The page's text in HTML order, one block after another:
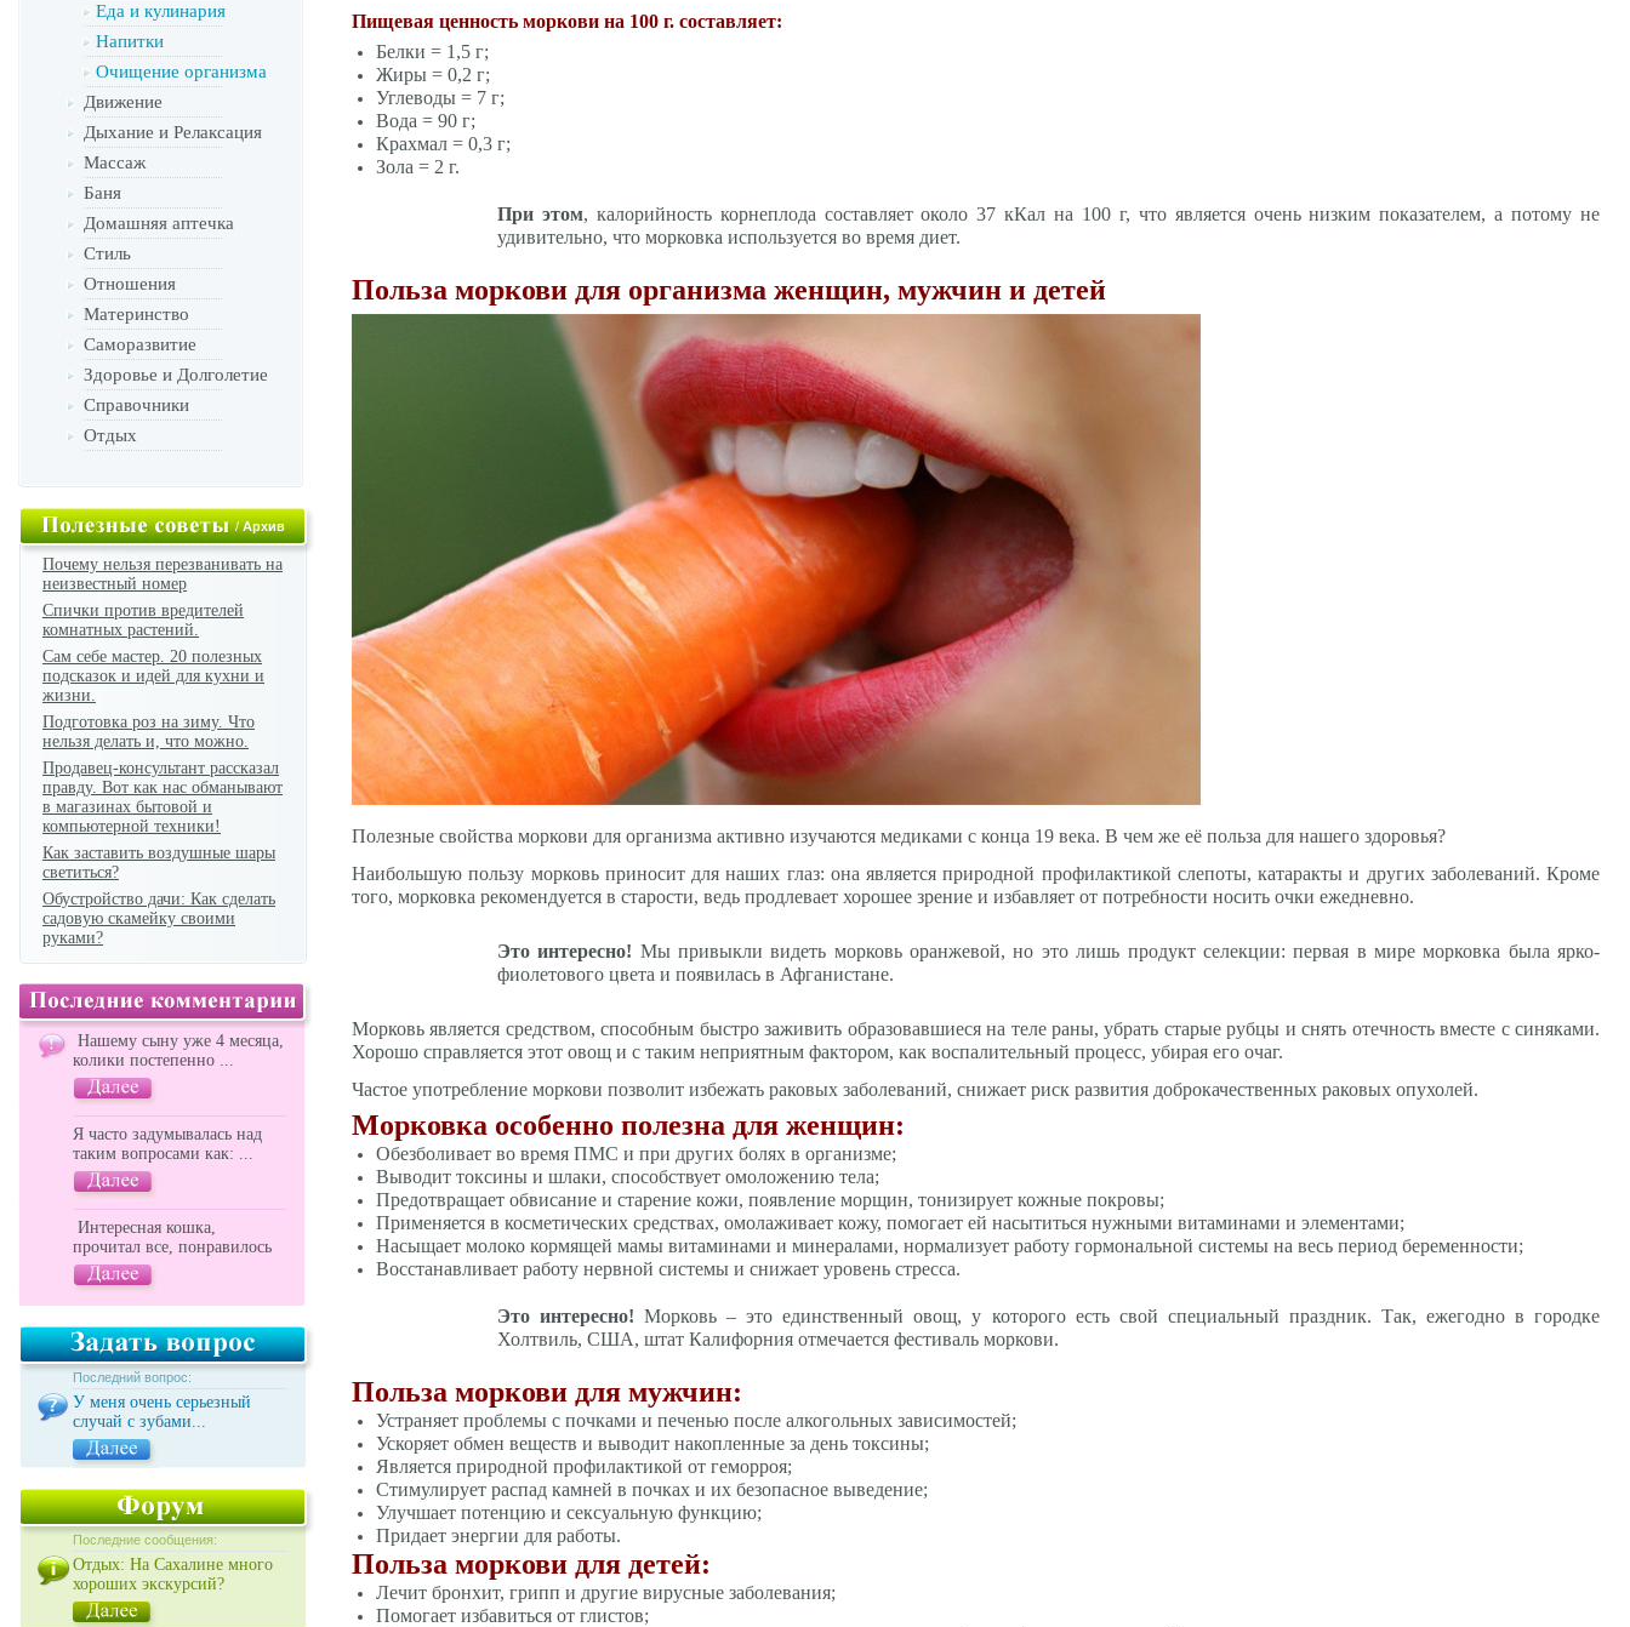
Еда и кулинария
Напитки
Очищение организма
Движение
Дыхание и Релаксация
Массаж
Баня
Домашняя аптечка
Стиль
Отношения
Материнство
Саморазвитие
Здоровье и Долголетие
Справочники
Отдых
/Архив
Почему нельзя перезванивать на
неизвестный номер
Спички против вредителей
комнатных растений.
Сам себе мастер. 20 полезных
подсказок и идей для кухни и
жизни.
Подготовка роз на зиму. Что
нельзя делать и, что можно.
Продавец-консультант рассказал
правду. Вот как нас обманывают
в магазинах бытовой и
компьютерной техники!
Как заставить воздушные шары
светиться?
Обустройство дачи: Как сделать
садовую скамейку своими
руками?
Нашему сыну уже 4 месяца,
колики постепенно ...
Я часто задумывалась над
таким вопросами как: ...
Интересная кошка,
прочитал все, понравилось
Последний вопрос:
У меня очень серьезный
случай с зубами...
Последние сообщения:
Отдых: На Сахалине много
хороших экскурсий?
Пищевая ценность моркови на 100 г. составляет:
Белки = 1,5 г;
Жиры = 0,2 г;
Углеводы = 7 г;
Вода = 90 г;
Крахмал = 0,3 г;
Зола = 2 г.
При этом, калорийность корнеплода составляет около 37 кКал на 100 г, что является очень низким показателем, а потому не
удивительно, что морковка используется во время диет.
Польза моркови для организма женщин, мужчин и детей
Полезные свойства моркови для организма активно изучаются медиками с конца 19 века. В чем же её польза для нашего здоровья?
Наибольшую пользу морковь приносит для наших глаз: она является природной профилактикой слепоты, катаракты и других заболеваний. Кроме
того, морковка рекомендуется в старости, ведь продлевает хорошее зрение и избавляет от потребности носить очки ежедневно.
Это интересно! Мы привыкли видеть морковь оранжевой, но это лишь продукт селекции: первая в мире морковка была ярко-
фиолетового цвета и появилась в Афганистане.
Морковь является средством, способным быстро заживить образовавшиеся на теле раны, убрать старые рубцы и снять отечность вместе с синяками.
Хорошо справляется этот овощ и с таким неприятным фактором, как воспалительный процесс, убирая его очаг.
Частое употребление моркови позволит избежать раковых заболеваний, снижает риск развития доброкачественных раковых опухолей.
Морковка особенно полезна для женщин:
Обезболивает во время ПМС и при других болях в организме;
Выводит токсины и шлаки, способствует омоложению тела;
Предотвращает обвисание и старение кожи, появление морщин, тонизирует кожные покровы;
Применяется в косметических средствах, омолаживает кожу, помогает ей насытиться нужными витаминами и элементами;
Насыщает молоко кормящей мамы витаминами и минералами, нормализует работу гормональной системы на весь период беременности;
Восстанавливает работу нервной системы и снижает уровень стресса.
Это интересно! Морковь – это единственный овощ, у которого есть свой специальный праздник. Так, ежегодно в городке
Холтвиль, США, штат Калифорния отмечается фестиваль моркови.
Польза моркови для мужчин:
Устраняет проблемы с почками и печенью после алкогольных зависимостей;
Ускоряет обмен веществ и выводит накопленные за день токсины;
Является природной профилактикой от геморроя;
Стимулирует распад камней в почках и их безопасное выведение;
Улучшает потенцию и сексуальную функцию;
Придает энергии для работы.
Польза моркови для детей:
Лечит бронхит, грипп и другие вирусные заболевания;
Помогает избавиться от глистов;